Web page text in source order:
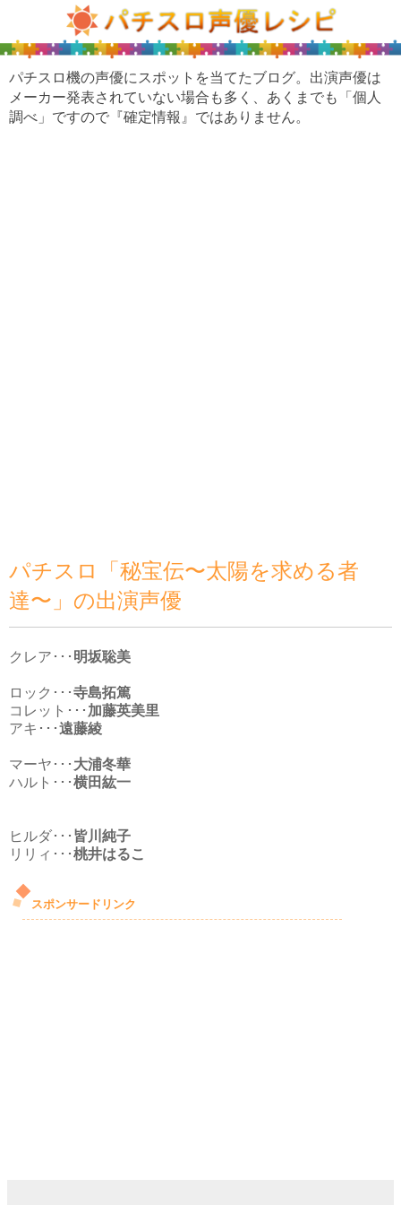
パチスロ機の声優にスポットを当てたブログ。出演声優は
メーカー発表されていない場合も多く、あくまでも「個人
調べ」ですので『確定情報』ではありません。
パチスロ「秘宝伝〜太陽を求める者
達〜」の出演声優
クレア･･･ 明坂聡美
ロック･･･寺島拓篤
コレット･･･ 加藤英美里
アキ･･･遠藤綾
マーヤ･･･ 大浦冬華
ハルト･･･横田紘一
ヒルダ･･･ 皆川純子
リリィ･･･桃井はるこ
スポンサードリンク